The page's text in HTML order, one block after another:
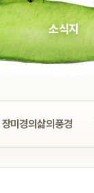
소식지
장미경의삶의풍경